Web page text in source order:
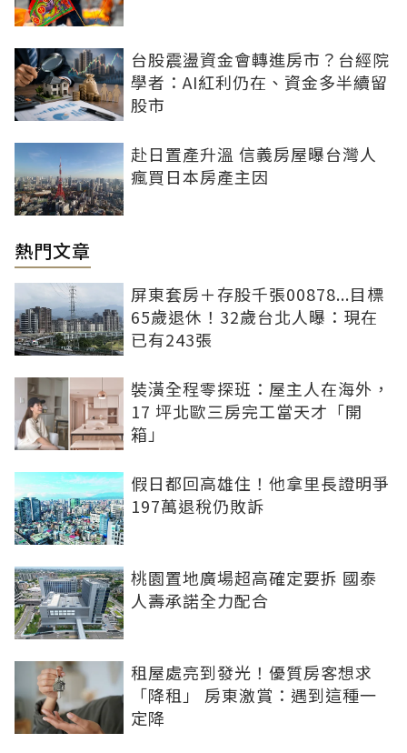
台股震盪資金會轉進房市？台經院
學者：AI紅利仍在、資金多半續留
股市
赴日置產升溫 信義房屋曝台灣人
瘋買日本房產主因
熱門文章
屏東套房＋存股千張00878...目標
65歲退休！32歲台北人曝：現在
已有243張
裝潢全程零探班：屋主人在海外，
17 坪北歐三房完工當天才「開
箱」
假日都回高雄住！他拿里長證明爭
197萬退稅仍敗訴
桃園置地廣場超高確定要拆 國泰
人壽承諾全力配合
租屋處亮到發光！優質房客想求
「降租」 房東激賞：遇到這種一
定降